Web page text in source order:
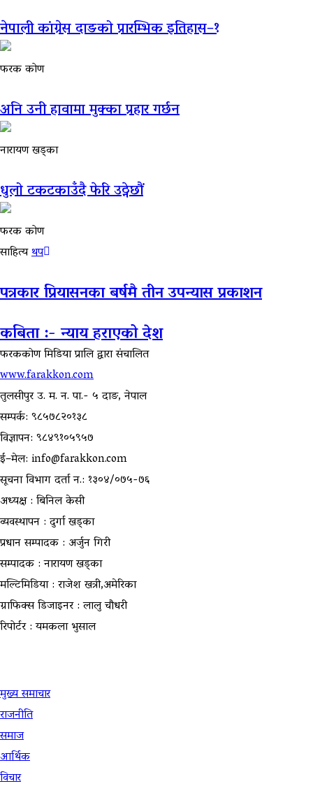
नेपाली कांग्रेस दाङको प्रारम्भिक इतिहास–१
फरक कोण
अनि उनी हावामा मुक्का प्रहार गर्छन
नारायण खड्का
धुलो टकटकाउँदै फेरि उठ्नेछौं
फरक कोण
साहित्यथप
पत्रकार प्रियासनका बर्षमै तीन उपन्यास प्रकाशन
कबिता :- न्याय हराएको देश
फरककोण मिडिया प्रालि द्वारा संचालित
www.farakkon.com
तुलसीपुर उ. म. न. पा.- ५ दाङ, नेपाल
सम्पर्क: ९८५७८२०१३८
विज्ञापन: ९८४९१०५९५७
ई–मेल: info@farakkon.com
सूचना विभाग दर्ता न.: १३०४/०७५-७६
अध्यक्ष : बिनिल केसी
व्यवस्थापन : दुर्गा खड्का
प्रधान सम्पादक : अर्जुन गिरी
सम्पादक : नारायण खड्का
मल्टिमिडिया : राजेश खत्री,अमेरिका
ग्राफिक्स डिजाइनर : लालु चौधरी
रिपोर्टर : यमकला भुसाल
मुख्य समाचार
राजनीति
समाज
आर्थिक
विचार